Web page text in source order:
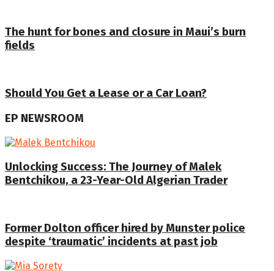
The hunt for bones and closure in Maui’s burn
fields
Should You Get a Lease or a Car Loan?
EP NEWSROOM
Unlocking Success: The Journey of Malek
Bentchikou, a 23-Year-Old Algerian Trader
Former Dolton officer hired by Munster police
despite ‘traumatic’ incidents at past job